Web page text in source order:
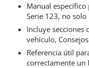
Manual
Serie 123, no solo
Incluye secciones
vehículo,
Referencia útil
correctamente un